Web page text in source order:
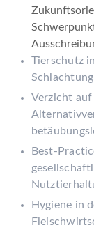
Tierschutz
Schlachtung
Verzicht
Best-
Hygiene in